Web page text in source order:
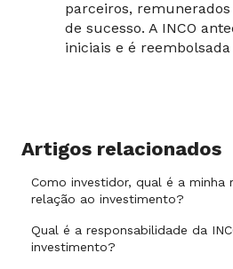
parceiros,
de sucesso. A INCO
iniciais e é
Artigos relacionados
Como investidor, qual é a minha
relação ao investimento?
Qual é a responsabilidade da
investimento?